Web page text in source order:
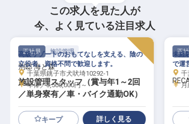
この求人を見た人が
今、よく見ている注目求人
正社員 施設管理
別邸 海と森
施設管理スタッフ（賞与年1～2回
／単身寮有／車・バイク通勤OK）
高級リゾートのおもてなしを支える、陰の
立役者。資格不問で歓迎します。
千葉県銚子市犬吠埼10292-1
年俸／3,500,000円～
キープ 詳しく見る
正社
未経
で運
千
月